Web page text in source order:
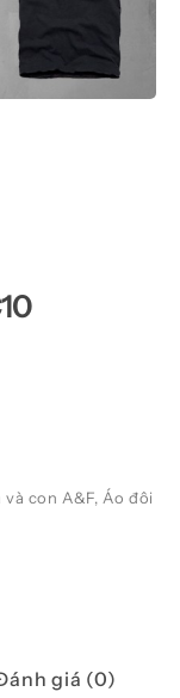
và con A&F, Áo đôi
giá (0)